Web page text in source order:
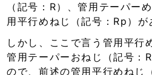
（記号：R）、管用テーパー
用平行めねじ（記号：Rp）が
しかし、ここで言う管用平行
管用テーパーおねじ（記号：
ので、前述の管用平行めねじ